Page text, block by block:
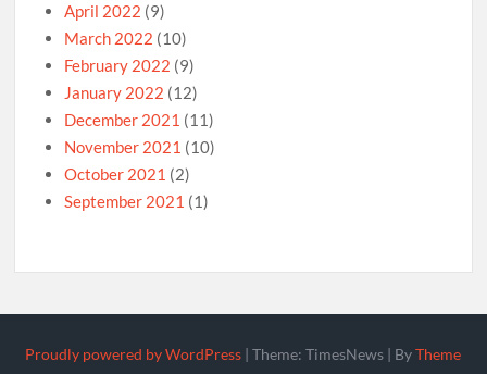
April 2022 (9)
March 2022 (10)
February 2022 (9)
January 2022 (12)
December 2021 (11)
November 2021 (10)
October 2021 (2)
September 2021 (1)
Proudly powered by WordPress |Theme: TimesNews | ByTheme